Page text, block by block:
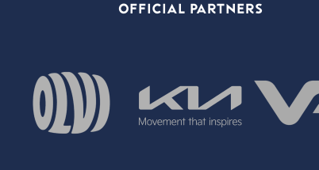
OFFICIAL PARTNERS